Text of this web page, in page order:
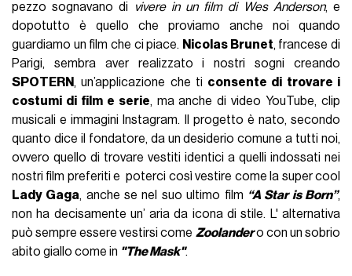
pezzo sognavano di
vivere in un film di Wes Anderson, e
dopotutto è quello che proviamo anche noi quando
guardiamo un film che ci piace. Nicolas Brunet, francese di
Parigi, sembra aver realizzato i nostri sogni creando
SPOTERN, un’applicazione che ti consente di trovare i
costumi di film e serie, ma anche di video YouTube, clip
musicali e immagini Instagram. Il progetto è nato, secondo
quanto dice il fondatore, da un desiderio comune a tutti noi,
ovvero quello di trovare vestiti identici a quelli indossati nei
nostri film preferiti e poterci così vestire come la super cool
Lady Gaga, anche se nel suo ultimo film “A Star is Born”,
non ha decisamente un’ aria da icona di stile. L' alternativa
può sempre essere vestirsi come Zoolandero con un sobrio
abito giallo come in "The Mask".